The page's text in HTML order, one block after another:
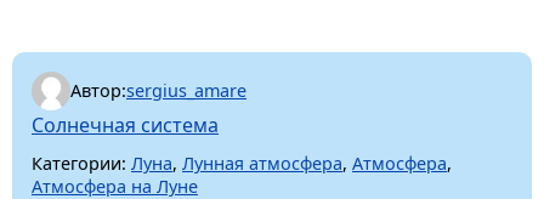
Автор:sergius_amare
Солнечная система
Категории: Луна, Лунная атмосфера, Атмосфера,
Атмосфера на Луне